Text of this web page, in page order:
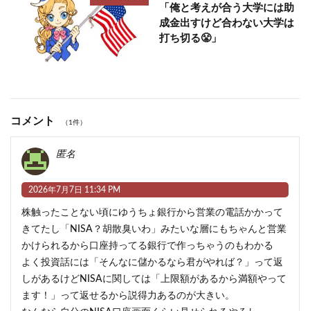
「俺と考えが合う大学には助
成金出すけど合わない大学は
打ち切る😤」
コメント （1件）
匿名
2026年7月7日 11:34 PM
株触ったことない頃にゆうちょ銀行から営業の電話かかって
きてたし「NISA？胡散臭いわ」みたいな層にもちゃんと営業
かけられるから口座持ってる銀行で作っちゃうのもわかる
よく投資話には「そんなに儲かるなら君がやれば？」って返
しがあるけどNISAに関しては「上限額があるから満額やって
ます！」って返せるから説得力あるのが大きい。